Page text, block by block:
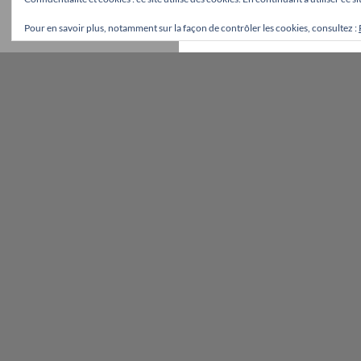
Pour en savoir plus, notamment sur la façon de contrôler les cookies, consultez :